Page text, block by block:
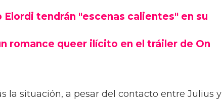
Elordi tendrán "escenas calientes" en su
romance queer ilícito en el tráiler de On
la situación, a pesar del contacto entre Julius y